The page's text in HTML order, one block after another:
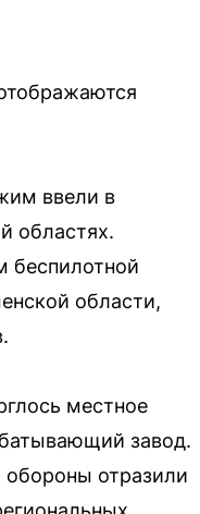
ввели в
областях.
беспилотной
области,
местное
завод.
отразили